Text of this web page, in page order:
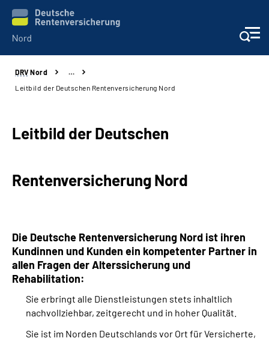
Aktuelles
Presse
Über uns
Online-Services
Inhalte in Gebärdensprache (DGS)
DRV Nord
…
Leitbild der Deutschen Rentenversicherung Nord
Leitbild der Deutschen
Rentenversicherung Nord
Die Deutsche Rentenversicherung Nord ist ihren
Kundinnen und Kunden ein kompetenter Partner in
allen Fragen der Alterssicherung und
Rehabilitation:
Sie erbringt alle Dienstleistungen stets inhaltlich
nachvollziehbar, zeitgerecht und in hoher Qualität.
Sie ist im Norden Deutschlands vor Ort für Versicherte,